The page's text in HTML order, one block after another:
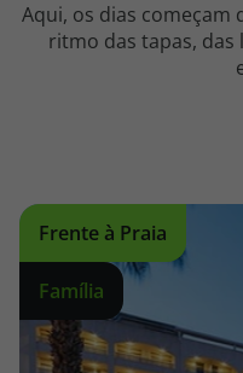
A sua agência de viagens Top
sempre mais perto de si, para
na marcação das suas
center a funcionar todos os
Aqui, os dias
ritmo das tapas, das
Frente à Praia
Família